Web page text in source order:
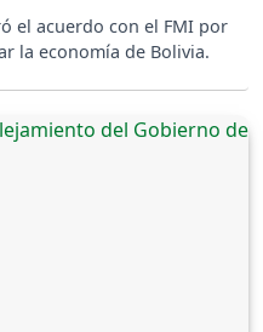
el acuerdo con el FMI por
la economía de Bolivia.